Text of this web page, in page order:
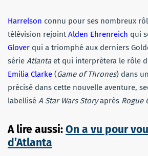
Harrelson connu pour ses nombreux
télévision rejointAlden Ehrenreich qui
Glover qui a triomphé aux derniers
série Atlantaet qui interprètera le rôle
Emilia Clarke (Game of Thrones) dans
précisé dans cette nouvelle aventure,
labellisé A Star Wars Storyaprès Rogue
A lire aussi:On a vu pour
d’Atlanta